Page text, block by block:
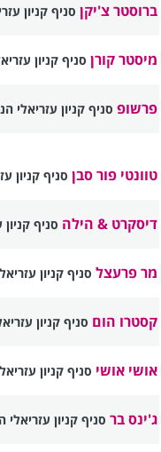
ברוסטר צ'יקן סניף קניון
מיסטר קורן סניף קניון
פרשופ סניף קניון עזריאלי
טוונטי פור סבן סניף קניון
דיסקרט & הילה סניף
מר פרעצל סניף קניון
קסטרו הום סניף קניון
אושי אושי סניף קניון
ג'ינס בר סניף קניון עזריאלי